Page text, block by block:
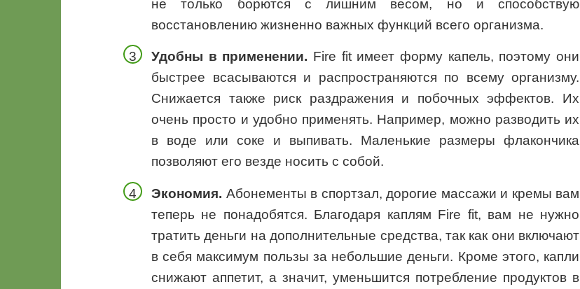
не только борются с лишним весом, но и способствую
восстановлению жизненно важных функций всего организма.
Удобны в применении. Fire fit имеет форму капель, поэтому они
быстрее всасываются и распространяются по всему организму.
Снижается также риск раздражения и побочных эффектов. Их
очень просто и удобно применять. Например, можно разводить их
в воде или соке и выпивать. Маленькие размеры флакончика
позволяют его везде носить с собой.
Экономия. Абонементы в спортзал, дорогие массажи и кремы вам
теперь не понадобятся. Благодаря каплям Fire fit, вам не нужно
тратить деньги на дополнительные средства, так как они включают
в себя максимум пользы за небольшие деньги. Кроме этого, капли
снижают аппетит, а значит, уменьшится потребление продуктов в